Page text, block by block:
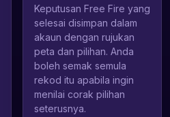
Keputusan Free Fire yang
selesai disimpan dalam
akaun dengan rujukan
peta dan pilihan. Anda
boleh semak semula
rekod itu apabila ingin
menilai corak pilihan
seterusnya.